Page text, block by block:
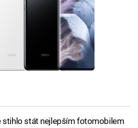
stihlo stát nejlepším fotomobilem